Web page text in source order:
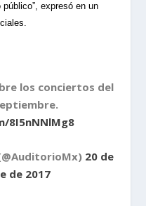
expresó en un
los conciertos del
8I5nNNlMg8
20 de
de 2017